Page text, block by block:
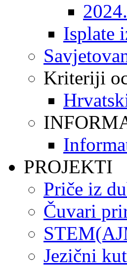
Isplate
Kriteriji
PROJEKTI
Priče iz
Čuvari
Jezični